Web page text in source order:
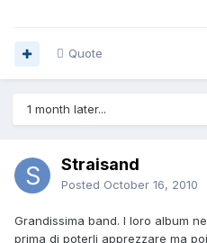
Quote
1 month later...
Straisand
Posted October 16, 2010
Grandissima band. I loro album
prima di poterli apprezzare ma